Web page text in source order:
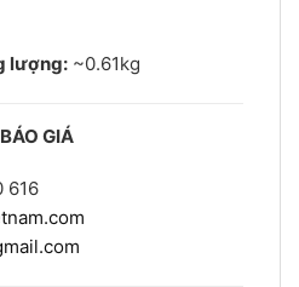
lượng: ~0.61kg
GIÁ
616